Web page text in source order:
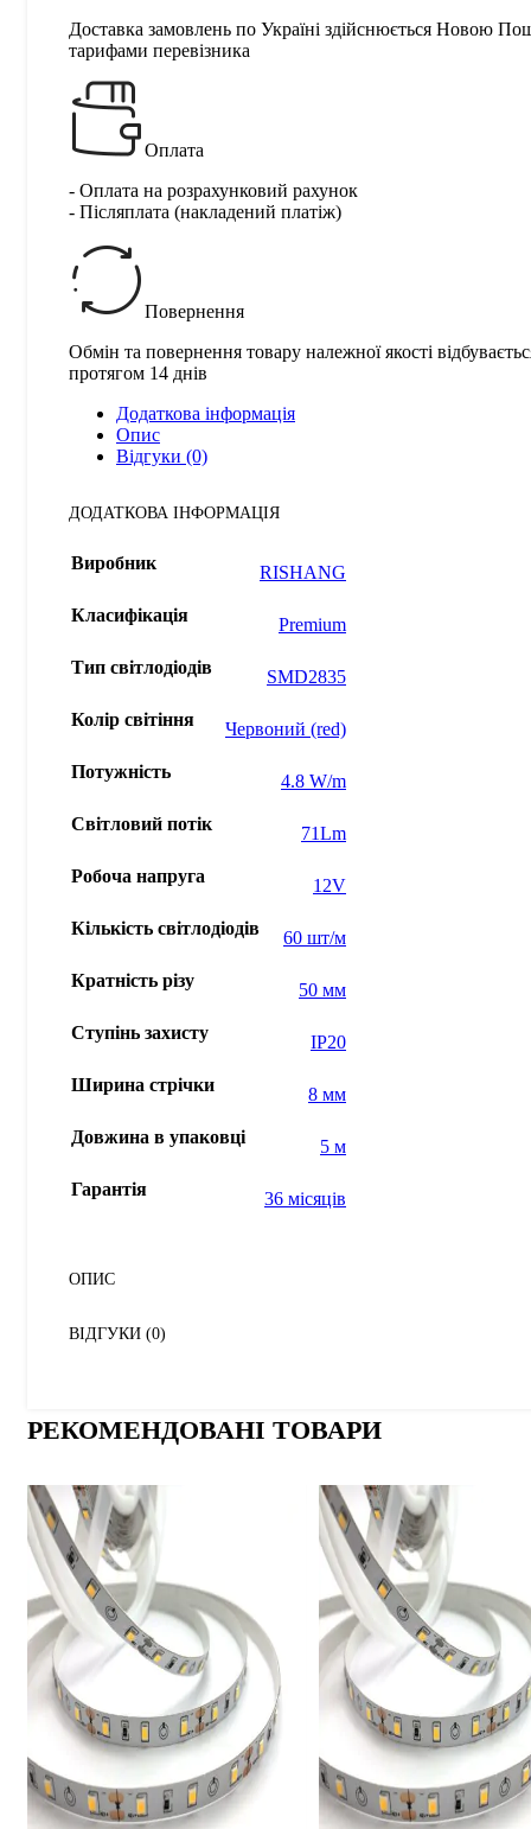
Доставка замовлень по Україні здійснюється Новою
тарифами перевізника
Оплата
- Оплата на розрахунковий рахунок
- Післяплата (накладений платіж)
Повернення
Обмін та повернення товару належної якості
протягом 14 днів
Додаткова інформація
Опис
Відгуки (0)
ДОДАТКОВА ІНФОРМАЦІЯ
Виробник RISHANG
Класифікація Premium
Тип світлодіодів SMD2835
Колір світіння Червоний (red)
Потужність 4.8 W/m
Світловий потік 71Lm
Робоча напруга 12V
Кількість світлодіодів 60 шт/м
Кратність різу 50 мм
Ступінь захисту IP20
Ширина стрічки 8 мм
Довжина в упаковці 5 м
Гарантія 36 місяців
ОПИС
ВІДГУКИ (0)
РЕКОМЕНДОВАНІ ТОВАРИ